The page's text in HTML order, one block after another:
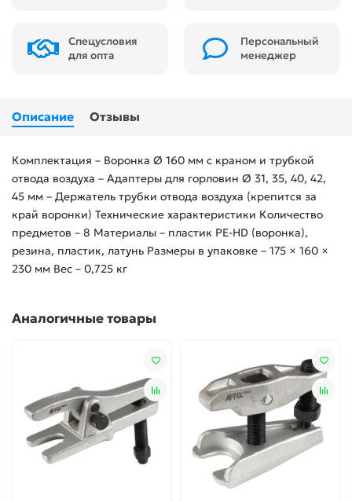
Спецусловия
для опта
Персональный
менеджер
Описание Отзывы
Комплектация – Воронка Ø 160 мм с краном и трубкой
отвода воздуха – Адаптеры для горловин Ø 31, 35, 40, 42,
45 мм – Держатель трубки отвода воздуха (крепится за
край воронки) Технические характеристики Количество
предметов – 8 Материалы – пластик PE-HD (воронка),
резина, пластик, латунь Размеры в упаковке – 175 × 160 ×
230 мм Вес – 0,725 кг
Аналогичные товары